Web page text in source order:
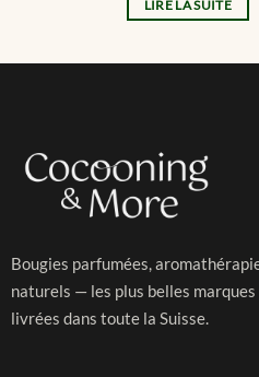
était :
LIRE LA SUITE
Bougies parfumées,
naturels — les plus belles
livrées dans toute la Suisse.